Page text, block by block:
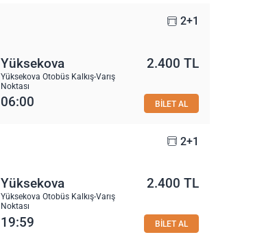
2+1
Yüksekova
Yüksekova Otobüs Kalkış-Varış
Noktası
2.400 TL
06:00 BİLET AL
2+1
Yüksekova
Yüksekova Otobüs Kalkış-Varış
Noktası
2.400 TL
19:59 BİLET AL